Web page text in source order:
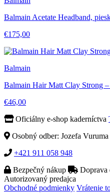
Balmain Acetate Headband,
€175,00
Balmain
Balmain Hair Matt Clay Strong
€46,00
Oficiálny e-shop kaderníctva
Osobný odber: Jozefa
+421 911 058 948
Bezpečný nákup
Doprava
Autorizovaný predajca
Obchodné podmienky Vrátenie